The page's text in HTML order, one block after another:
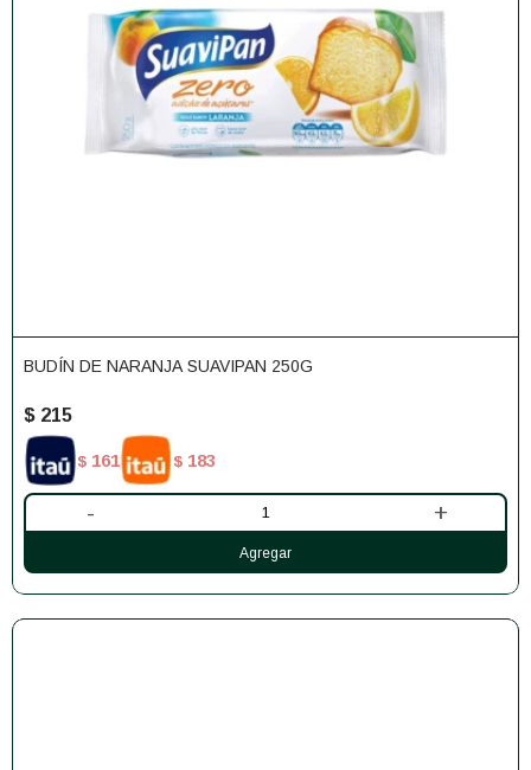
BUDÍN DE NARANJA SUAVIPAN 250G
$ 215
$ 161 $ 183
- +